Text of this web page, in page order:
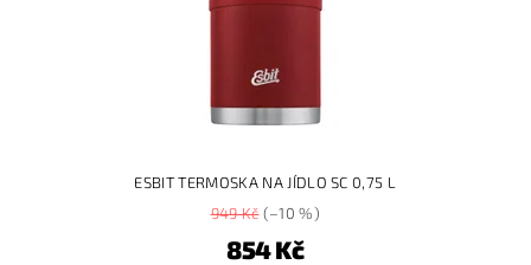
ESBIT TERMOSKA NA JÍDLO SC 0,75 L
949 Kč(–10 %)
854 Kč